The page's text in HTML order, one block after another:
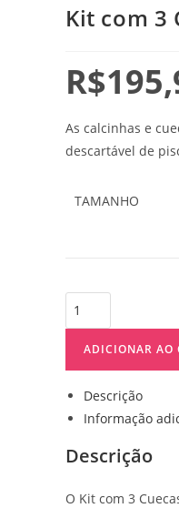
Kit com 3
R$
As calcinhas e
descartável de
TAMANHO
ADICIONAR AO
Descrição
Informação
Descrição
O Kit com 3